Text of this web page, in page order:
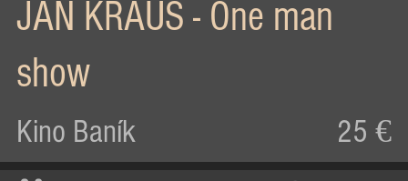
JAN KRAUS - One man
show
Kino Baník 25 €